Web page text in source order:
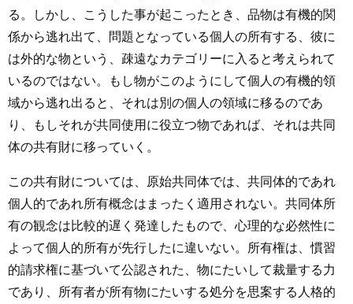
る。しかし、こうした事が起こったとき、品物は有機的関
係から逃れ出て、問題となっている個人の所有する、彼に
は外的な物という、疎遠なカテゴリーに入ると考えられて
いるのではない。もし物がこのようにして個人の有機的領
域から逃れ出ると、それは別の個人の領域に移るのであ
り、もしそれが共同使用に役立つ物であれば、それは共同
体の共有財に移っていく。
この共有財については、原始共同体では、共同体的であれ
個人的であれ所有概念はまったく適用されない。共同体所
有の観念は比較的遅く発達したもので、心理的な必然性に
よって個人的所有が先行したに違いない。所有権は、慣習
的請求権に基づいて公認された、物にたいして裁量する力
であり、所有者が所有物にたいする処分を思案する人格的